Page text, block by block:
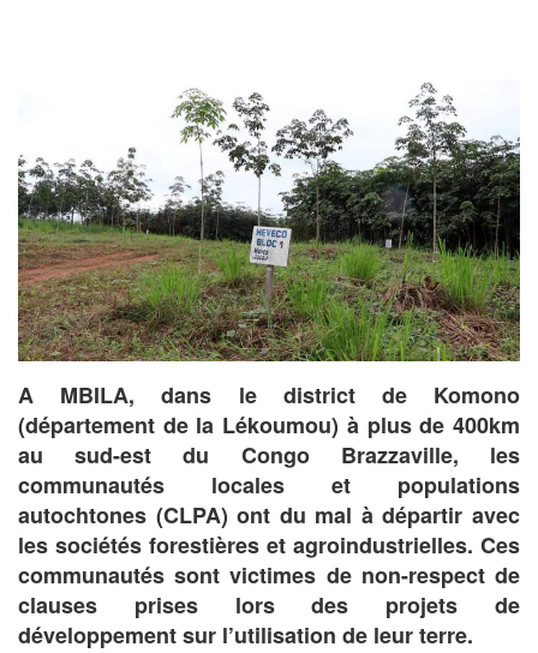
A MBILA, dans le district de Komono
(département de la Lékoumou) à plus de 400km
au sud-est du Congo Brazzaville, les
communautés locales et populations
autochtones (CLPA) ont du mal à départir avec
les sociétés forestières et agroindustrielles. Ces
communautés sont victimes de non-respect de
clauses prises lors des projets de
développement sur l’utilisation de leur terre.